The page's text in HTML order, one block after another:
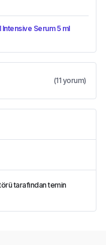
Serum 5 ml
(11 yorum)
tarafından temin